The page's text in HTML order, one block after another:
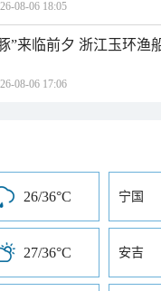
08-06 18:05
”来临前夕 浙江玉环渔
08-06 17:06
26/36°C 宁国
27/36°C 安吉